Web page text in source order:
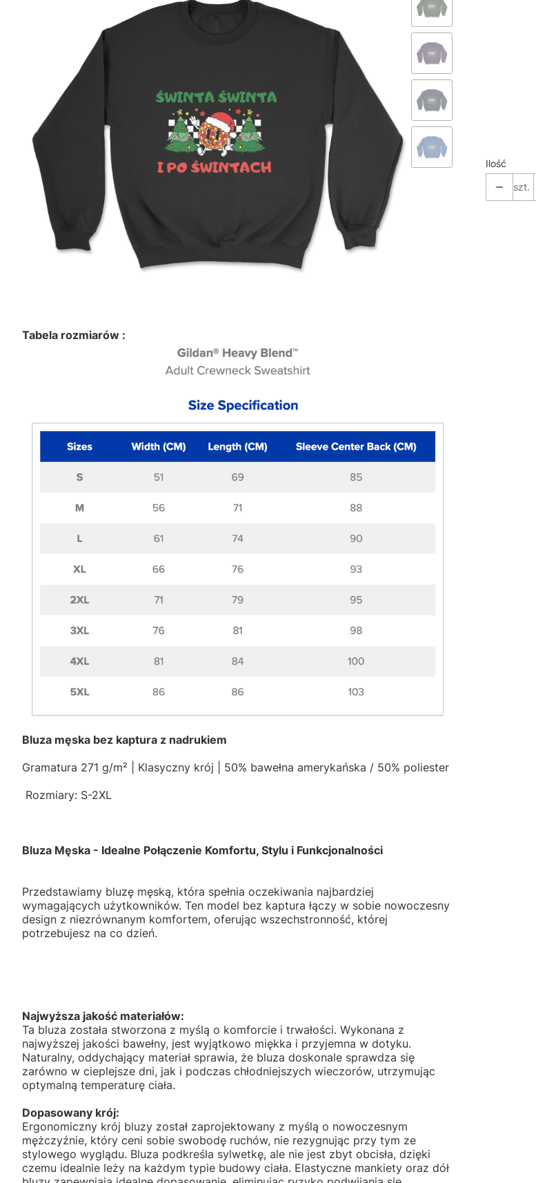
Ilość
szt.
Tabela rozmiarów :
Bluza męska bez kaptura z nadrukiem
Gramatura 271 g/m² | Klasyczny krój | 50% bawełna amerykańska / 50% poliester
Rozmiary: S-2XL
Bluza Męska - Idealne Połączenie Komfortu, Stylu i Funkcjonalności
Przedstawiamy bluzę męską, która spełnia oczekiwania najbardziej
wymagających użytkowników. Ten model bez kaptura łączy w sobie nowoczesny
design z niezrównanym komfortem, oferując wszechstronność, której
potrzebujesz na co dzień.
Najwyższa jakość materiałów:
Ta bluza została stworzona z myślą o komforcie i trwałości. Wykonana z
najwyższej jakości bawełny, jest wyjątkowo miękka i przyjemna w dotyku.
Naturalny, oddychający materiał sprawia, że bluza doskonale sprawdza się
zarówno w cieplejsze dni, jak i podczas chłodniejszych wieczorów, utrzymując
optymalną temperaturę ciała.
Dopasowany krój:
Ergonomiczny krój bluzy został zaprojektowany z myślą o nowoczesnym
mężczyźnie, który ceni sobie swobodę ruchów, nie rezygnując przy tym ze
stylowego wyglądu. Bluza podkreśla sylwetkę, ale nie jest zbyt obcisła, dzięki
czemu idealnie leży na każdym typie budowy ciała. Elastyczne mankiety oraz dół